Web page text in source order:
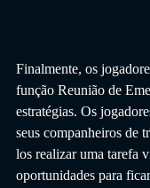
Finalmente, os
função Reunião de
estratégias. Os
seus companheiros de
los realizar uma tarefa
oportunidades para